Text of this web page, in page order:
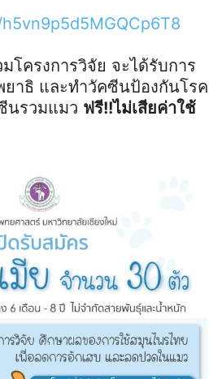
โครงการวิจัย จะได้รับการ
าธิ และทำวัคซีนป้องกันโรค
นรวมแมว ฟรี!!ไม่เสียค่าใช้